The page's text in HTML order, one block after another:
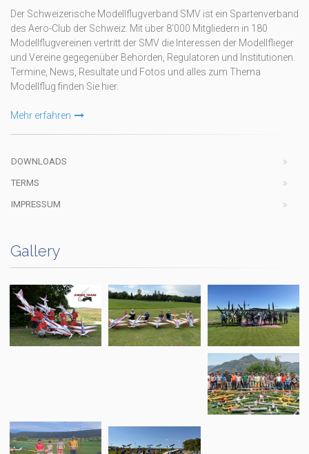
Der Schweizerische Modellflugverband SMV ist ein Spartenverband
des Aero-Club der Schweiz. Mit über 8'000 Mitgliedern in 180
Modellflugvereinen vertritt der SMV die Interessen der Modellflieger
und Vereine gegegenüber Behörden, Regulatoren und Institutionen.
Termine, News, Resultate und Fotos und alles zum Thema
Modellflug finden Sie hier.
Mehr erfahren
DOWNLOADS
TERMS
IMPRESSUM
Gallery